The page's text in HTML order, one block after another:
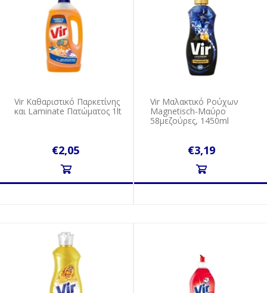
Vir Καθαριστικό Παρκετίνης
και Laminate Πατώματος 1lt
€2,05
Vir Μαλακτικό Ρούχων
Magnetisch-Μαύρο
58μεζούρες, 1450ml
€3,19